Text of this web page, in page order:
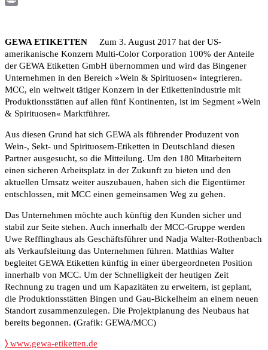
GEWA ETIKETTEN Zum 3. August 2017 hat der US-
amerikanische Konzern Multi-Color Corporation 100% der Anteile
der GEWA Etiketten GmbH übernommen und wird das Bingener
Unternehmen in den Bereich »Wein & Spirituosen« integrieren.
MCC, ein weltweit tätiger Konzern in der Etikettenindustrie mit
Produktionsstätten auf allen fünf Kontinenten, ist im Segment »Wein
& Spirituosen« Marktführer.
Aus diesen Grund hat sich GEWA als führender Produzent von
Wein-, Sekt- und Spirituosem-Etiketten in Deutschland diesen
Partner ausgesucht, so die Mitteilung. Um den 180 Mitarbeitern
einen sicheren Arbeitsplatz in der Zukunft zu bieten und den
aktuellen Umsatz weiter auszubauen, haben sich die Eigentümer
entschlossen, mit MCC einen gemeinsamen Weg zu gehen.
Das Unternehmen möchte auch künftig den Kunden sicher und
stabil zur Seite stehen. Auch innerhalb der MCC-Gruppe werden
Uwe Refflinghaus als Geschäftsführer und Nadja Walter-Rothenbach
als Verkaufsleitung das Unternehmen führen. Matthias Walter
begleitet GEWA Etiketten künftig in einer übergeordneten Position
innerhalb von MCC. Um der Schnelligkeit der heutigen Zeit
Rechnung zu tragen und um Kapazitäten zu erweitern, ist geplant,
die Produktionsstätten Bingen und Gau-Bickelheim an einem neuen
Standort zusammenzulegen. Die Projektplanung des Neubaus hat
bereits begonnen. (Grafik: GEWA/MCC)
〉 www.gewa-etiketten.de